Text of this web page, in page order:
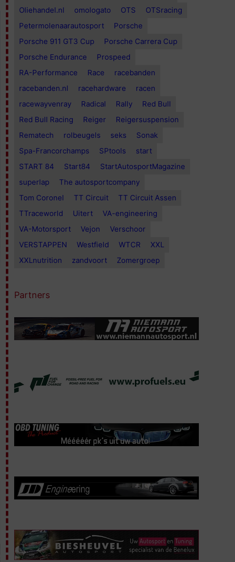
Oliehandel.nl
omologato OTS
OTSracing
Petermolenaarautosport
Porsche
Porsche 911 GT3 Cup
Porsche Carrera Cup
Porsche Endurance
Prospeed
RA-Performance
Race
racebanden
racebanden.nl
racehardware
racen
racewayvenray
Radical Rally
Red Bull
Red Bull Racing
Reiger
Reigersuspension
Rematech
rolbeugels seks
Sonak
Spa-Francorchamps
SPtools
start
START 84
Start84
StartAutosportMagazine
superlap
The autosportcompany
Tom Coronel
TT Circuit
TT Circuit Assen
TTraceworld
Uitert
VA-engineering
VA-Motorsport
Vejon
Verschoor
VERSTAPPEN
Westfield WTCR
XXL
XXLnutrition
zandvoort Zomergroep
Partners